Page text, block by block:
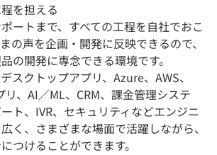
を担える
ートまで、すべての工程を自社でおこ
の声を企画・開発に反映できるので、
の開発に専念できる環境です。
スクトップアプリ、Azure、AWS、
、AI／ML、CRM、課金管理システ
ト、IVR、セキュリティなどエンジニ
く、さまざまな場面で活躍しながら、
つけることができます。